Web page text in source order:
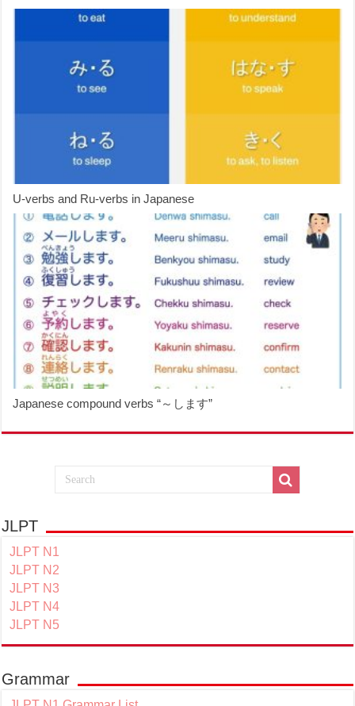
U-verbs and Ru-verbs in Japanese
Japanese compound verbs “～します”
JLPT
JLPT N1
JLPT N2
JLPT N3
JLPT N4
JLPT N5
Grammar